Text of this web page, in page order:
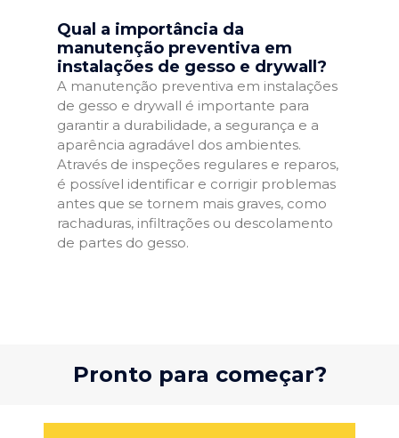
Qual a importância da
manutenção preventiva em
instalações de gesso e drywall?
A manutenção preventiva em instalações
de gesso e drywall é importante para
garantir a durabilidade, a segurança e a
aparência agradável dos ambientes.
Através de inspeções regulares e reparos,
é possível identificar e corrigir problemas
antes que se tornem mais graves, como
rachaduras, infiltrações ou descolamento
de partes do gesso.
Pronto para começar?